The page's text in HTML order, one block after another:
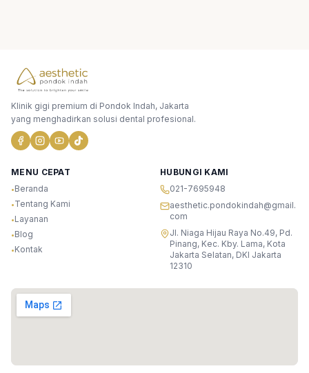
Klinik gigi premium di Pondok Indah, Jakarta
yang menghadirkan solusi dental profesional.
MENU CEPAT
•Beranda
•Tentang Kami
•Layanan
•Blog
•Kontak
HUBUNGI KAMI
021-7695948
aesthetic.pondokindah@gmail.
com
Jl. Niaga Hijau Raya No.49, Pd.
Pinang, Kec. Kby. Lama, Kota
Jakarta Selatan, DKI Jakarta
12310